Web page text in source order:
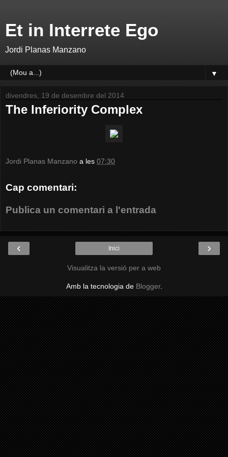
Et in Interrete Ego
Jordi Planas Manzano
▼
divendres, 19 de desembre del 2014
The Inferiority Complex
Jordi Planas Manzano a les 07:30
Cap comentari:
Publica un comentari a l'entrada
‹ ›
Inici
Visualitza la versió per a web
Amb la tecnologia de Blogger.